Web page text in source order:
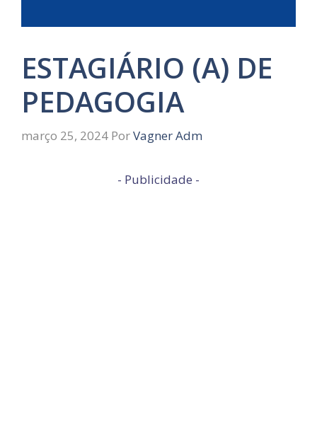
ESTAGIÁRIO (A) DE
PEDAGOGIA
março 25, 2024 PorVagner Adm
- Publicidade -